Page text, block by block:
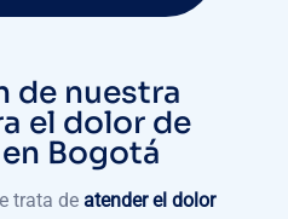
de nuestra
el dolor de
Bogotá
trata de atender el dolor